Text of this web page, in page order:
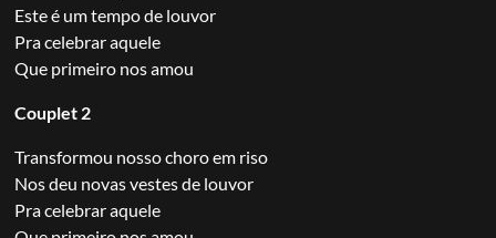
Este é um tempo de louvor
Pra celebrar aquele
Que primeiro nos amou
Couplet 2
Transformou nosso choro em riso
Nos deu novas vestes de louvor
Pra celebrar aquele